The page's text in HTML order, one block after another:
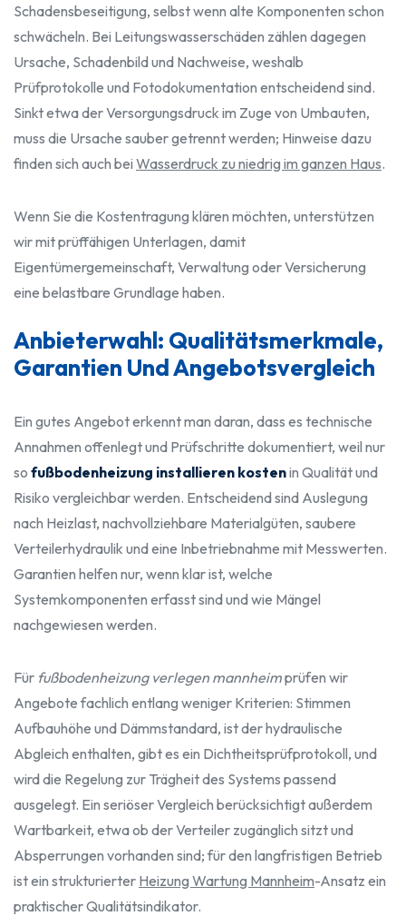
Schadensbeseitigung, selbst wenn alte Komponenten schon
schwächeln. Bei Leitungswasserschäden zählen dagegen
Ursache, Schadenbild und Nachweise, weshalb
Prüfprotokolle und Fotodokumentation entscheidend sind.
Sinkt etwa der Versorgungsdruck im Zuge von Umbauten,
muss die Ursache sauber getrennt werden; Hinweise dazu
finden sich auch bei Wasserdruck zu niedrig im ganzen Haus.
Wenn Sie die Kostentragung klären möchten, unterstützen
wir mit prüffähigen Unterlagen, damit
Eigentümergemeinschaft, Verwaltung oder Versicherung
eine belastbare Grundlage haben.
Anbieterwahl: Qualitätsmerkmale,
Garantien Und Angebotsvergleich
Ein gutes Angebot erkennt man daran, dass es technische
Annahmen offenlegt und Prüfschritte dokumentiert, weil nur
so fußbodenheizung installieren kostenin Qualität und
Risiko vergleichbar werden. Entscheidend sind Auslegung
nach Heizlast, nachvollziehbare Materialgüten, saubere
Verteilerhydraulik und eine Inbetriebnahme mit Messwerten.
Garantien helfen nur, wenn klar ist, welche
Systemkomponenten erfasst sind und wie Mängel
nachgewiesen werden.
Für fußbodenheizung verlegen mannheimprüfen wir
Angebote fachlich entlang weniger Kriterien: Stimmen
Aufbauhöhe und Dämmstandard, ist der hydraulische
Abgleich enthalten, gibt es ein Dichtheitsprüfprotokoll, und
wird die Regelung zur Trägheit des Systems passend
ausgelegt. Ein seriöser Vergleich berücksichtigt außerdem
Wartbarkeit, etwa ob der Verteiler zugänglich sitzt und
Absperrungen vorhanden sind; für den langfristigen Betrieb
ist ein strukturierter Heizung Wartung Mannheim-Ansatz ein
praktischer Qualitätsindikator.